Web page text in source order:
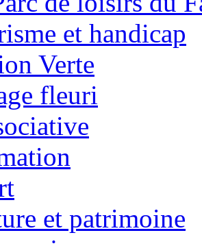
et handicap
Verte
fleuri
et patrimoine